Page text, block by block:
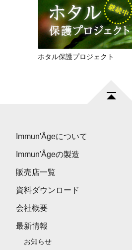
ホタル保護プロジェクト
Immun'Âgeについて
Immun'Âgeの製造
販売店一覧
資料ダウンロード
会社概要
最新情報
お知らせ